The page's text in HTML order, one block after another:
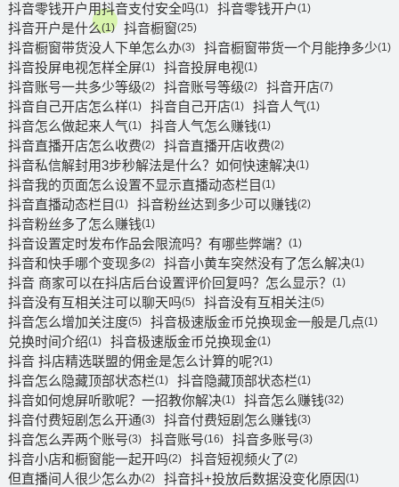
抖音零钱开户用抖音支付安全吗(1) 抖音零钱开户(1)
抖音开户是什么(1) 抖音橱窗(25)
抖音橱窗带货没人下单怎么办(3) 抖音橱窗带货一个月能挣多少(1)
抖音投屏电视怎样全屏(1) 抖音投屏电视(1)
抖音账号一共多少等级(2) 抖音账号等级(2) 抖音开店(7)
抖音自己开店怎么样(1) 抖音自己开店(1) 抖音人气(1)
抖音怎么做起来人气(1) 抖音人气怎么赚钱(1)
抖音直播开店怎么收费(2) 抖音直播开店收费(2)
抖音私信解封用3步秒解法是什么？如何快速解决(1)
抖音我的页面怎么设置不显示直播动态栏目 (1)
抖音直播动态栏目 (1) 抖音粉丝达到多少可以赚钱(2)
抖音粉丝多了怎么赚钱(1)
抖音设置定时发布作品会限流吗？有哪些弊端？ (1)
抖音和快手哪个变现多(2) 抖音小黄车突然没有了怎么解决(1)
抖音 商家可以在抖店后台设置评价回复吗？怎么显示？ (1)
抖音没有互相关注可以聊天吗(5) 抖音没有互相关注(5)
抖音怎么增加关注度(5) 抖音极速版金币兑换现金一般是几点(1)
兑换时间介绍(1) 抖音极速版金币兑换现金(1)
抖音 抖店精选联盟的佣金是怎么计算的呢?(1)
抖音怎么隐藏顶部状态栏(1) 抖音隐藏顶部状态栏(1)
抖音如何熄屏听歌呢？一招教你解决(1) 抖音怎么赚钱(32)
抖音付费短剧怎么开通(3) 抖音付费短剧怎么赚钱(3)
抖音怎么弄两个账号(3) 抖音账号(16) 抖音多账号(3)
抖音小店和橱窗能一起开吗(2) 抖音短视频火了(2)
但直播间人很少怎么办(2) 抖音抖+投放后数据没变化原因(1)